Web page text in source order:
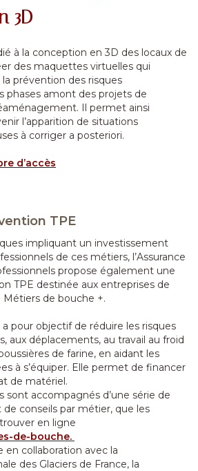
3D
à la conception en 3D des locaux de
des maquettes virtuelles qui
prévention des risques
phases amont des projets de
Il permet ainsi
l’apparition de situations
à corriger a posteriori.
d’accès
TPE
impliquant un investissement
de ces métiers, l’Assurance
propose également une
TPE destinée aux entreprises de
Métiers de bouche +.
pour objectif de réduire les risques
aux déplacements, au travail au froid
de farine, en aidant les
à s’équiper. Elle permet de financer
de matériel.
sont accompagnés d’une série de
conseils par métier, que les
en ligne
de-bouche.
en collaboration avec la
des Glaciers de France, la